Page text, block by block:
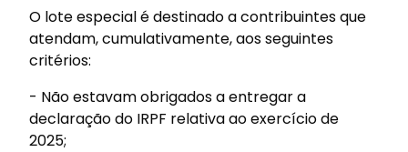
O lote especial é destinado a contribuintes que
atendam, cumulativamente, aos seguintes
critérios:
- Não estavam obrigados a entregar a
declaração do IRPF relativa ao exercício de
2025;